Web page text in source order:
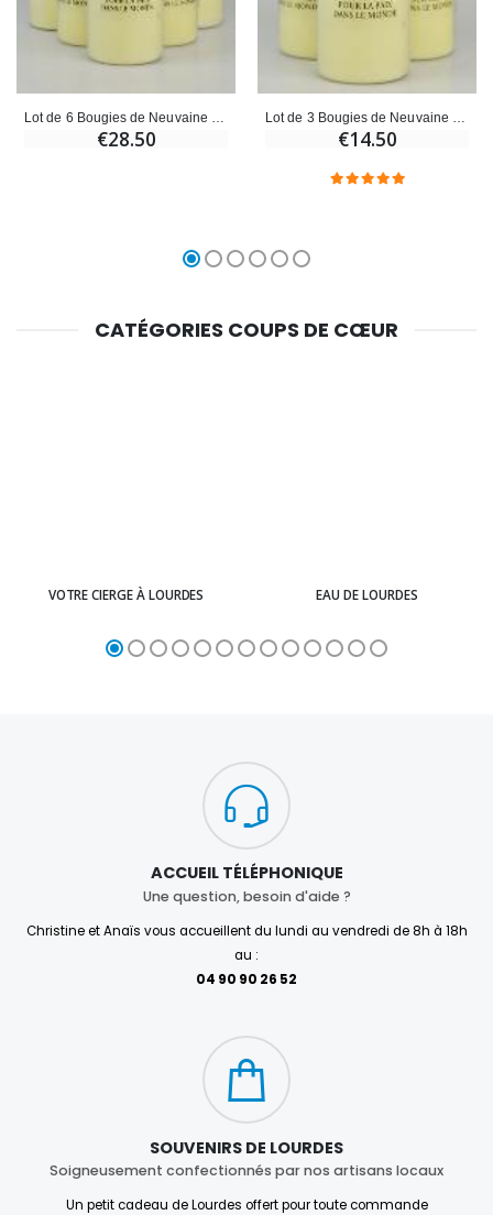
€28.50 €14.50
CATÉGORIES COUPS DE CŒUR
VOTRE CIERGE À LOURDES EAU DE LOURDES
ACCUEIL TÉLÉPHONIQUE
Une question, besoin d'aide ?
Christine et Anaïs vous accueillent du lundi au vendredi de 8h à 18h
au :
04 90 90 26 52
SOUVENIRS DE LOURDES
Soigneusement confectionnés par nos artisans locaux
Un petit cadeau de Lourdes offert pour toute commande